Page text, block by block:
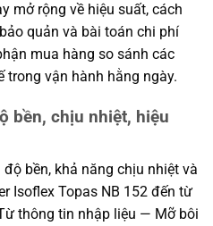
mở rộng về hiệu suất, cách
quản và bài toán chi phí
mua hàng so sánh các
vận hành hằng ngày.
bền, chịu nhiệt, hiệu
bền, khả năng chịu nhiệt và
Isoflex Topas NB 152 đến từ
thông tin nhập liệu — Mỡ bôi